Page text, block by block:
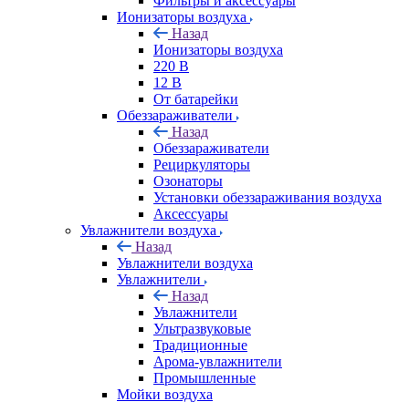
Ионизаторы воздуха
Назад
Ионизаторы воздуха
220 В
12 В
От батарейки
Обеззараживатели
Назад
Обеззараживатели
Рециркуляторы
Озонаторы
Установки обеззараживания воздуха
Аксессуары
Увлажнители воздуха
Назад
Увлажнители воздуха
Увлажнители
Назад
Увлажнители
Ультразвуковые
Традиционные
Арома-увлажнители
Промышленные
Мойки воздуха